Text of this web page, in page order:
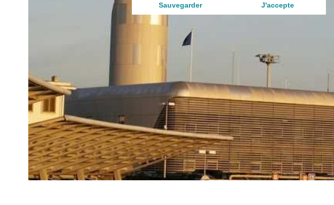
Sauvegarder J'accepte